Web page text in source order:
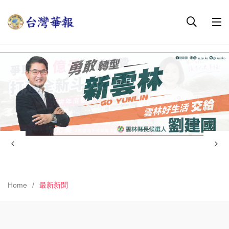
Home 最新新聞